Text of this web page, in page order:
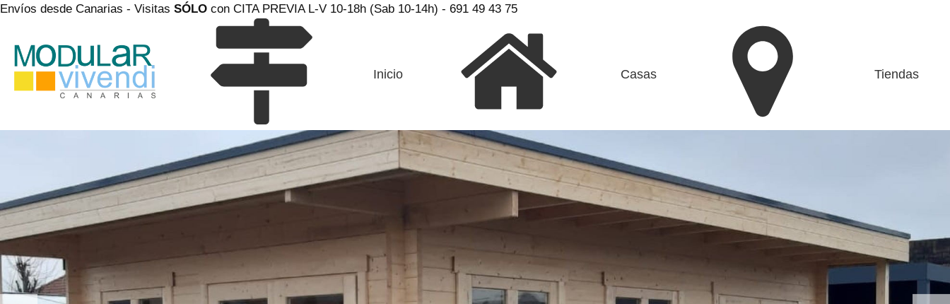
Envíos desde Canarias - Visitas SÓLO con CITA PREVIA L-V 10-18h (Sab 10-14h) - 691 49 43 75
Inicio Casas Tiendas
CASA TECHO PLANO SALOBRE 44mm 590 X 400 9.690,00 €